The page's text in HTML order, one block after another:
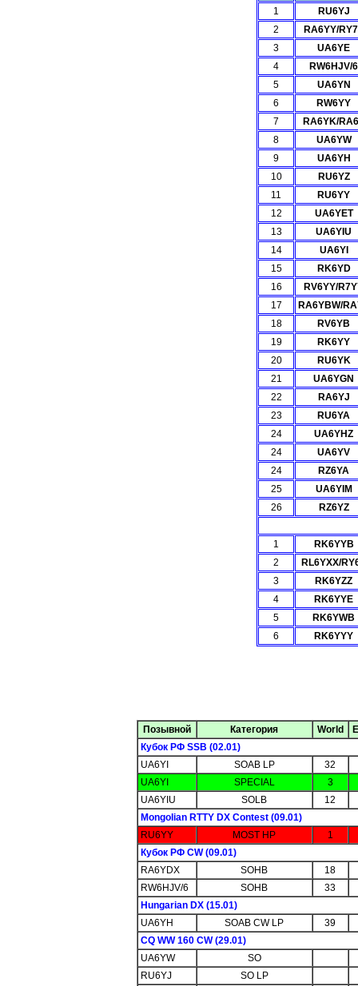
1
RU6YJ
2
RA6YY/
3
UA6YE
4
RW6HJV/6
5
UA6YN
6
RW6YY
7
RA6YK/
8
UA6YW
9
UA6YH
10
RU6YZ
11
RU6YY
12
UA6YET
13
UA6YIU
14
UA6YI
15
RK6YD
16
RV6YY/
17
RA6YBW/
18
RV6YB
19
RK6YY
20
RU6YK
21
UA6YGN
22
RA6YJ
23
RU6YA
24
UA6YHZ
24
UA6YV
24
RZ6YA
25
UA6YIM
26
RZ6YZ
1
RK6YYB
2
RL6YXX/
3
RK6YZZ
4
RK6YYE
5
RK6YWB
6
RK6YYY
Позывной Категория World
Кубок РФ SSB (02.01)
UA6YI
SOAB LP
32
UA6YI
SPECIAL
3
UA6YIU
SOLB
12
Mongolian RTTY DX Contest (09.01)
RU6YY
MOST HP
1
Кубок РФ CW (09.01)
RA6YDX
SOHB
18
RW6HJV/6
SOHB
33
Hungarian DX (15.01)
UA6YH
SOAB CW LP
39
CQ WW 160 CW (29.01)
UA6YW
SO
RU6YJ
SO LP